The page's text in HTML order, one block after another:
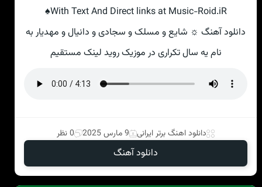
♠With Text And Direct links at Music-Roid.iR
دانلود آهنگ ☼ شایع و مسلک و سجادی و دانیال و مهدیار به
نام یه سال تکراری در موزیک روید لینک مستقیم
دانلود اهنگ برتر ایرانی 9 مارس 2025 0 نظر
دانلود آهنگ